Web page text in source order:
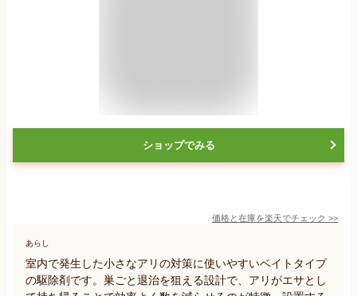
ショップでみる
価格と在庫を楽天でチェック >>
あらし
室内で発生した小さなアリの対策に使いやすいベイトタイプ
の駆除剤です。巣ごと退治を狙える設計で、アリがエサとし